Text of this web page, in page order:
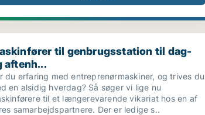
til genbrugsstation til dag- og aftenh...
til genbrugsstation til dag-
aftenh...
du erfaring med entreprenørmaskiner, og trives du
en alsidig hverdag? Så søger vi lige nu
til et længerevarende vikariat hos en af
samarbejdspartnere. Der er ledige s..